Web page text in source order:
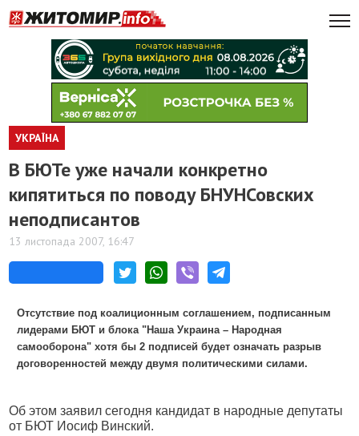
УКРАЇНА
В БЮТе уже начали конкретно
кипятиться по поводу БНУНСовских
неподписантов
13 листопада 2007, 16:47
Отсутствие под коалиционным соглашением, подписанным
лидерами БЮТ и блока "Наша Украина – Народная
самооборона" хотя бы 2 подписей будет означать разрыв
договоренностей между двумя политическими силами.
Об этом заявил сегодня кандидат в народные депутаты
от БЮТ Иосиф Винский.